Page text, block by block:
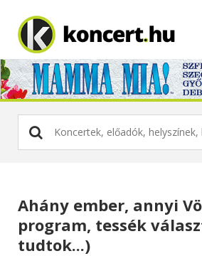
Ahány ember, annyi
program, tessék
tudtok...)